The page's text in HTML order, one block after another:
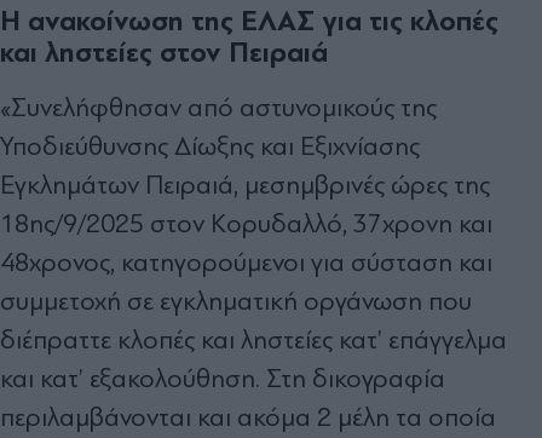
Η ανακοίνωση της ΕΛΑΣ για τις κλοπές
και ληστείες στον Πειραιά
«Συνελήφθησαν από αστυνομικούς της
Υποδιεύθυνσης Δίωξης και Εξιχνίασης
Εγκλημάτων Πειραιά, μεσημβρινές ώρες της
18ης/9/2025 στον Κορυδαλλό, 37χρονη και
48χρονος, κατηγορούμενοι για σύσταση και
συμμετοχή σε εγκληματική οργάνωση που
διέπραττε κλοπές και ληστείες κατ’ επάγγελμα
και κατ’ εξακολούθηση. Στη δικογραφία
περιλαμβάνονται και ακόμα 2 μέλη τα οποία